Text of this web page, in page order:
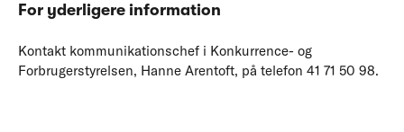
For yderligere information
Kontakt kommunikationschef i Konkurrence- og
Forbrugerstyrelsen, Hanne Arentoft, på telefon 41 71 50 98.